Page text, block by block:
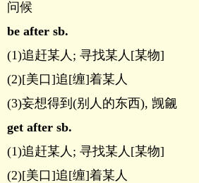
问候
be after sb.
(1)追赶某人; 寻找某人[某物]
(2)[美口]追[缠]着某人
(3)妄想得到(别人的东西), 觊觎
get after sb.
(1)追赶某人; 寻找某人[某物]
(2)[美口]追[缠]着某人